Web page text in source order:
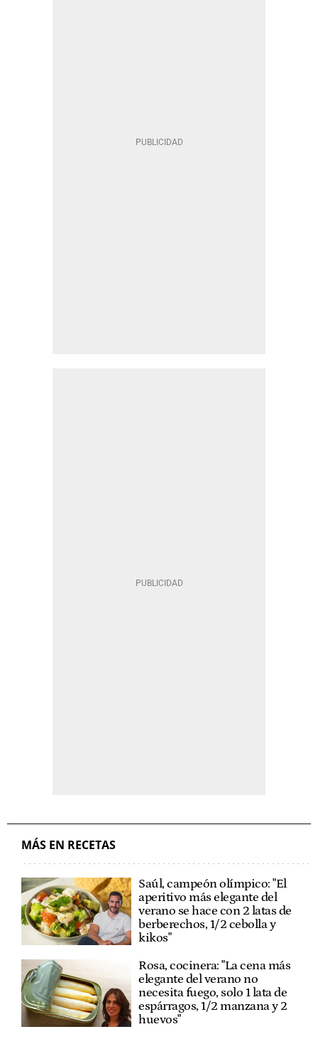
MÁS EN RECETAS
Saúl, campeón olímpico: "El
aperitivo más elegante del
verano se hace con 2 latas de
berberechos, 1/2 cebolla y
kikos"
Rosa, cocinera: "La cena más
elegante del verano no
necesita fuego, solo 1 lata de
espárragos, 1/2 manzana y 2
huevos"